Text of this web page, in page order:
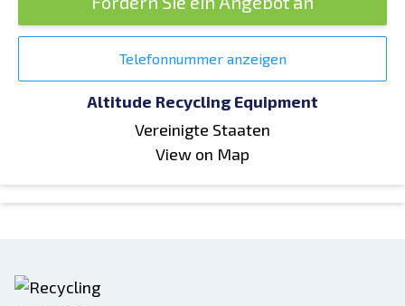
Telefonnummer anzeigen
Altitude Recycling Equipment
Vereinigte Staaten
View on Map